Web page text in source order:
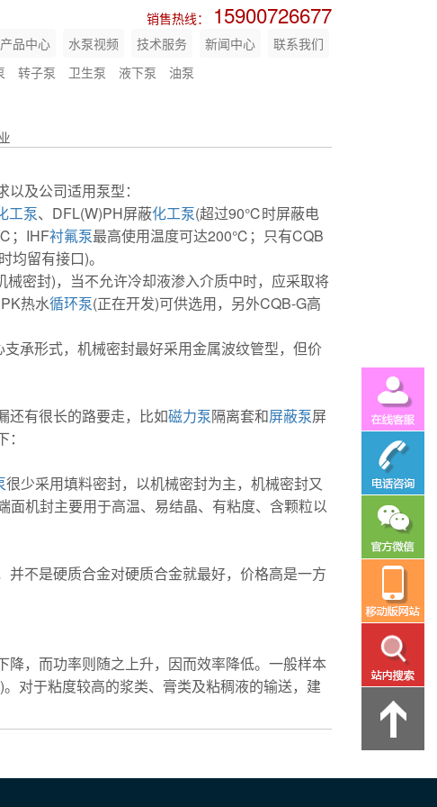
销售热线： 15900726677
产品中心 水泵视频 技术服务 新闻中心
联系我们
转子泵 卫生泵 液下泵 油泵
及公司适用泵型：
工泵、DFL(W)PH屏蔽化工泵(超过90℃时屏蔽电
；IHF衬氟泵最高使用温度可达200℃；只有CQB
留有接口)。
密封)，当不允许冷却液渗入介质中时，应采取将
热水循环泵(正在开发)可供选用，另外CQB-G高
承形式，机械密封最好采用金属波纹管型，但价
还有很长的路要走，比如磁力泵隔离套和屏蔽泵屏
很少采用填料密封，以机械密封为主，机械密封又
机封主要用于高温、易结晶、有粘度、含颗粒以
不是硬质合金对硬质合金就最好，价格高是一方
，而功率则随之上升，因而效率降低。一般样本
对于粘度较高的浆类、膏类及粘稠液的输送，建